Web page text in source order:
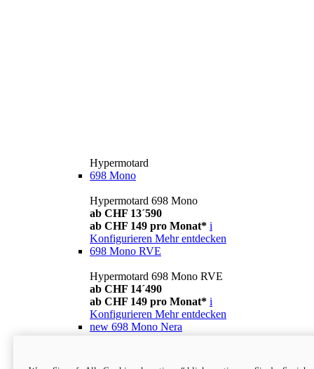
Hypermotard
698 Mono
Hypermotard 698 Mono
ab CHF 13´590
ab CHF 149 pro Monat* i
Konfigurieren Mehr entdecken
698 Mono RVE
Hypermotard 698 Mono RVE
ab CHF 14´490
ab CHF 149 pro Monat* i
Konfigurieren Mehr entdecken
new 698 Mono Nera
ab CHF 13´990